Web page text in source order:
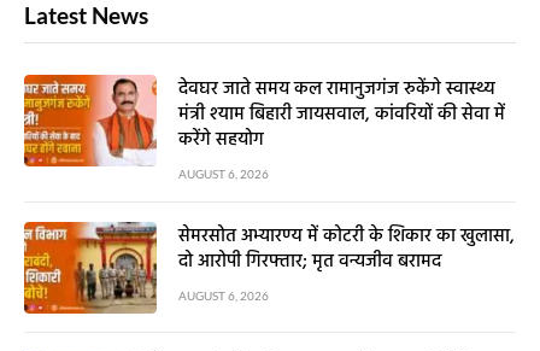
Latest News
देवघर जाते समय कल रामानुजगंज रुकेंगे स्वास्थ्य
मंत्री श्याम बिहारी जायसवाल, कांवरियों की सेवा में
करेंगे सहयोग
AUGUST 6, 2026
सेमरसोत अभ्यारण्य में कोटरी के शिकार का खुलासा,
दो आरोपी गिरफ्तार; मृत वन्यजीव बरामद
AUGUST 6, 2026